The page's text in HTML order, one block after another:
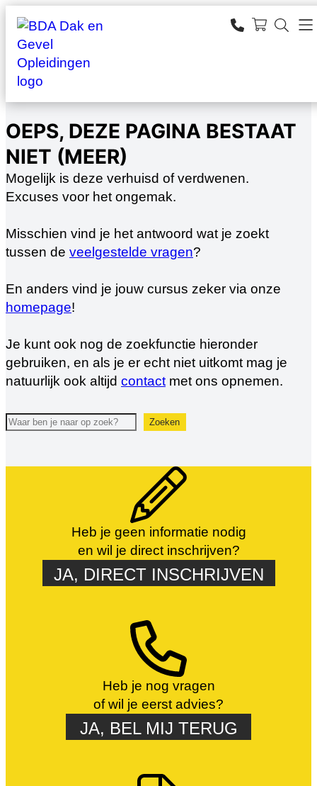
Ga
naar
de
inhoud
SEARCH
OEPS, DEZE PAGINA BESTAAT
NIET (MEER)
Mogelijk is deze verhuisd of verdwenen.
Excuses voor het ongemak.
Misschien vind je het antwoord wat je zoekt
tussen de veelgestelde vragen?
En anders vind je jouw cursus zeker via onze
homepage!
Je kunt ook nog de zoekfunctie hieronder
gebruiken, en als je er echt niet uitkomt mag je
natuurlijk ook altijd contactmet ons opnemen.
Zoeken Zoeken
Heb je geen informatie nodig
en wil je direct inschrijven?
JA, DIRECT INSCHRIJVEN
Heb je nog vragen
of wil je eerst advies?
JA, BEL MIJ TERUG